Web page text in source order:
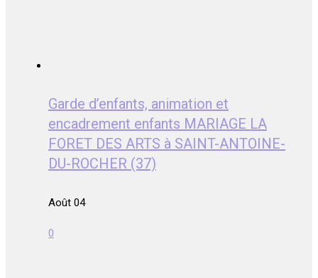
Garde d’enfants, animation et
encadrement enfants MARIAGE LA
FORET DES ARTS à SAINT-ANTOINE-
DU-ROCHER (37)
Août 04
0